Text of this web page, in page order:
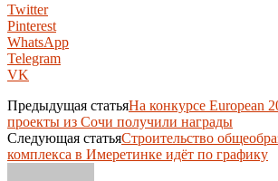
Twitter
Pinterest
WhatsApp
Telegram
VK
Предыдущая статьяНа конкурсе European
проекты из Сочи получили награды
Следующая статьяСтроительство
комплекса в Имеретинке идёт по графику